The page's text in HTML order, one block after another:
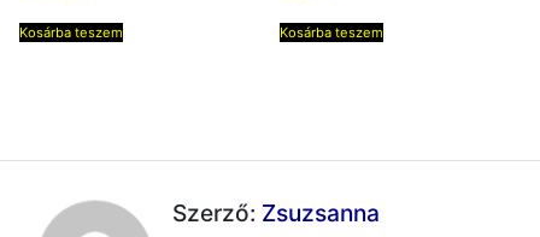
Kosárba teszem Kosárba teszem
Szerző: Zsuzsanna